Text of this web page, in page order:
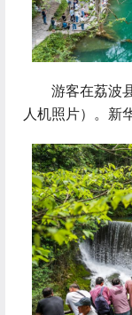
游客在荔波县
人机照片）。新